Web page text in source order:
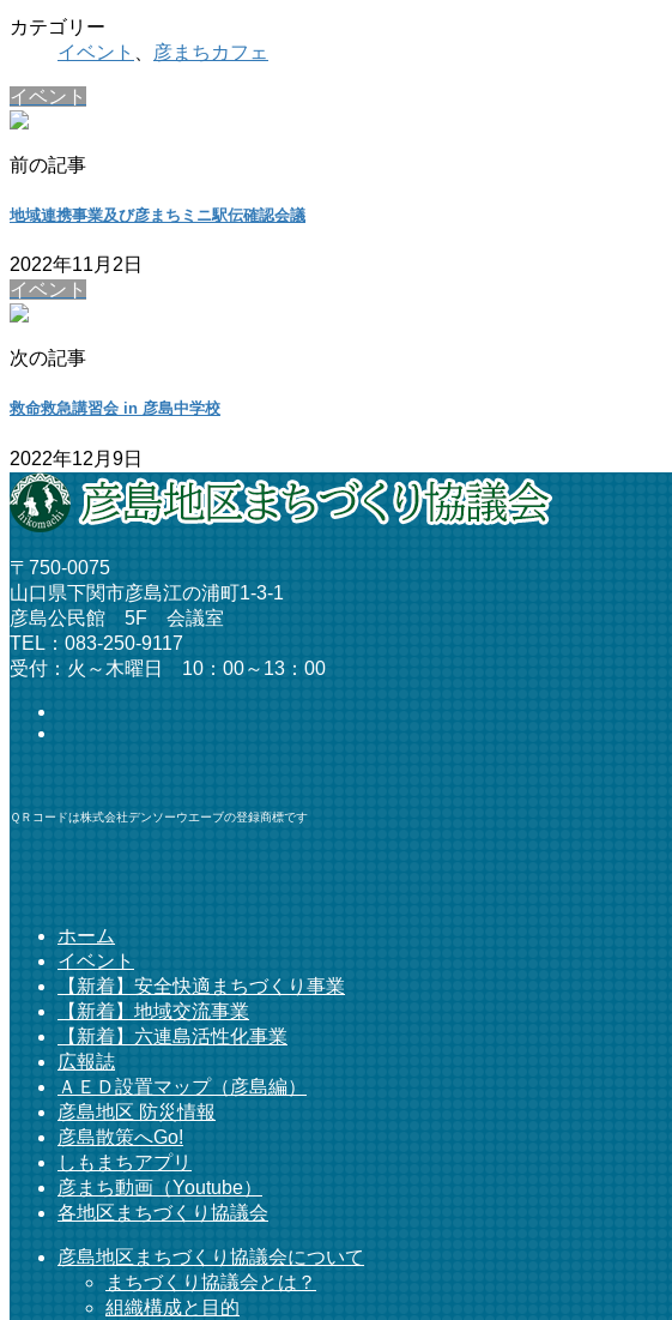
カテゴリー
イベント
彦まちカフェ
イベント
前の記事
地域連携事業及び彦まちミニ駅伝確認会議
2022年11月2日
イベント
次の記事
救命救急講習会 in 彦島中学校
2022年12月9日
〒750-0075
山口県下関市彦島江の浦町1-3-1
彦島公民館 5F 会議室
TEL：083-250-9117
受付：火～木曜日 10：00～13：00
ＱＲコードは株式会社デンソーウエーブの登録商標です
ホーム
イベント
【新着】安全快適まちづくり事業
【新着】地域交流事業
【新着】六連島活性化事業
広報誌
ＡＥＤ設置マップ（彦島編）
彦島地区 防災情報
彦島散策へGo!
しもまちアプリ
彦まち動画（Youtube）
各地区まちづくり協議会
彦島地区まちづくり協議会について
まちづくり協議会とは？
組織構成と目的